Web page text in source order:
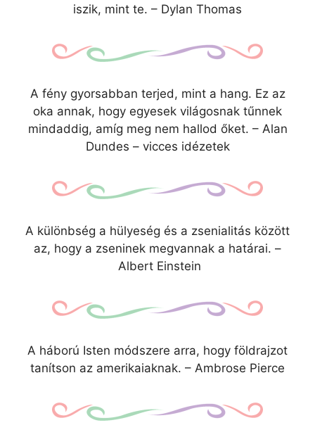
iszik, mint te. – Dylan Thomas
A fény gyorsabban terjed, mint a hang. Ez az
oka annak, hogy egyesek világosnak tűnnek
mindaddig, amíg meg nem hallod őket. – Alan
Dundes – vicces idézetek
A különbség a hülyeség és a zsenialitás között
az, hogy a zseninek megvannak a határai. –
Albert Einstein
A háború Isten módszere arra, hogy földrajzot
tanítson az amerikaiaknak. – Ambrose Pierce